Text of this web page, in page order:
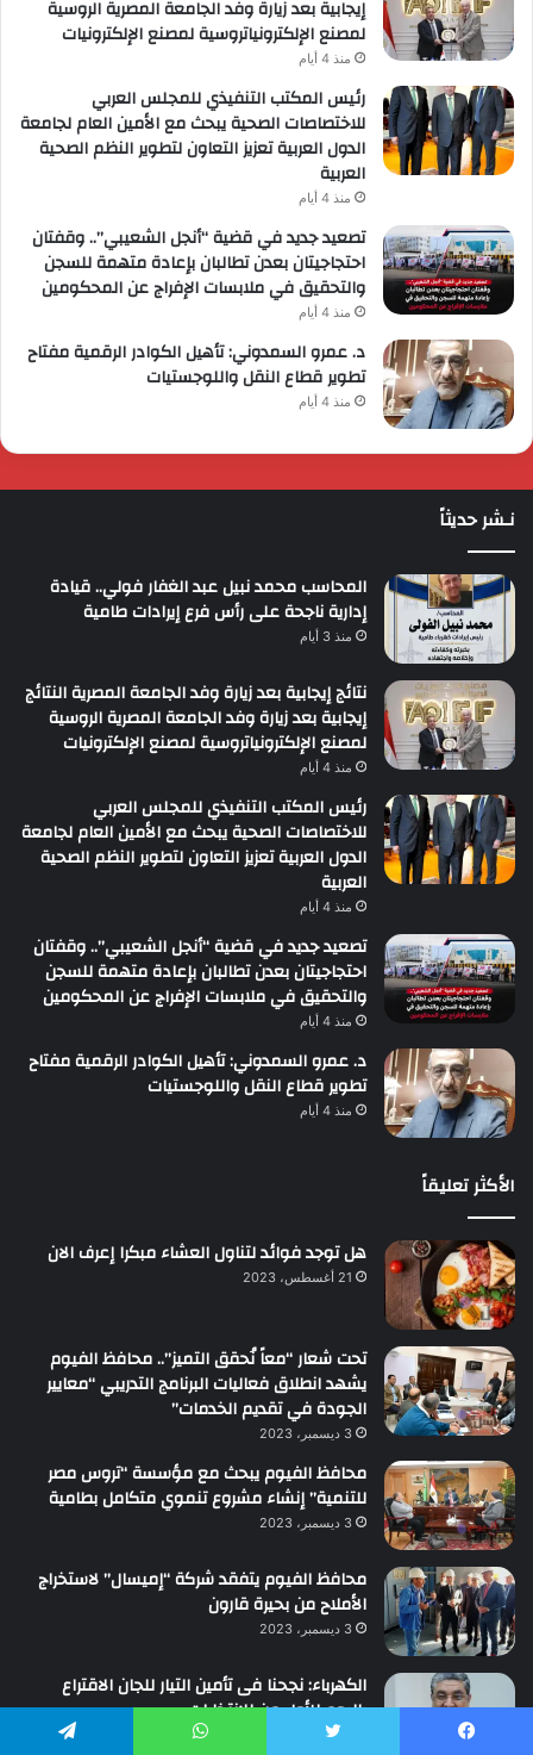
إيجابية بعد زيارة وفد الجامعة المصرية الروسية
لمصنع الإلكترونياتروسية لمصنع الإلكترونيات
منذ 4 أيام
رئيس المكتب التنفيذي للمجلس العربي
للاختصاصات الصحية يبحث مع الأمين العام لجامعة
الدول العربية تعزيز التعاون لتطوير النظم الصحية
العربية
منذ 4 أيام
تصعيد جديد في قضية “أنجل الشعيبي”.. وقفتان
احتجاجيتان بعدن تطالبان بإعادة متهمة للسجن
والتحقيق في ملابسات الإفراج عن المحكومين
منذ 4 أيام
د. عمرو السمدوني: تأهيل الكوادر الرقمية مفتاح
تطوير قطاع النقل واللوجستيات
منذ 4 أيام
نـشر حديثاً
المحاسب محمد نبيل عبد الغفار فولي.. قيادة
إدارية ناجحة على رأس فرع إيرادات طامية
منذ 3 أيام
نتائج إيجابية بعد زيارة وفد الجامعة المصرية النتائج
إيجابية بعد زيارة وفد الجامعة المصرية الروسية
لمصنع الإلكترونياتروسية لمصنع الإلكترونيات
منذ 4 أيام
رئيس المكتب التنفيذي للمجلس العربي
للاختصاصات الصحية يبحث مع الأمين العام لجامعة
الدول العربية تعزيز التعاون لتطوير النظم الصحية
العربية
منذ 4 أيام
تصعيد جديد في قضية “أنجل الشعيبي”.. وقفتان
احتجاجيتان بعدن تطالبان بإعادة متهمة للسجن
والتحقيق في ملابسات الإفراج عن المحكومين
منذ 4 أيام
د. عمرو السمدوني: تأهيل الكوادر الرقمية مفتاح
تطوير قطاع النقل واللوجستيات
منذ 4 أيام
الأكثر تعليقاً
هل توجد فوائد لتناول العشاء مبكرا إعرف الان
21 أغسطس، 2023
تحت شعار “معاً نُحقق التميز”.. محافظ الفيوم
يشهد انطلاق فعاليات البرنامج التدريبي “معايير
الجودة في تقديم الخدمات”
3 ديسمبر، 2023
محافظ الفيوم يبحث مع مؤسسة “تروس مصر
للتنمية” إنشاء مشروع تنموي متكامل بطامية
3 ديسمبر، 2023
محافظ الفيوم يتفقد شركة “إميسال” لاستخراج
الأملاح من بحيرة قارون
3 ديسمبر، 2023
الكهرباء: نجحنا فى تأمين التيار للجان الاقتراع
باليوم الأول من الانتخابات
19 أكتوبر، 2015